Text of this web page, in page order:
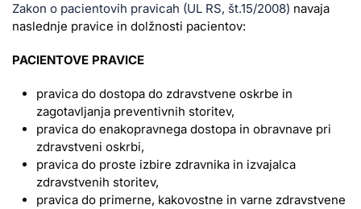
Zakon o pacientovih pravicah (UL RS, št.15/2008) navaja
naslednje pravice in dolžnosti pacientov:
PACIENTOVE PRAVICE
pravica do dostopa do zdravstvene oskrbe in
zagotavljanja preventivnih storitev,
pravica do enakopravnega dostopa in obravnave pri
zdravstveni oskrbi,
pravica do proste izbire zdravnika in izvajalca
zdravstvenih storitev,
pravica do primerne, kakovostne in varne zdravstvene